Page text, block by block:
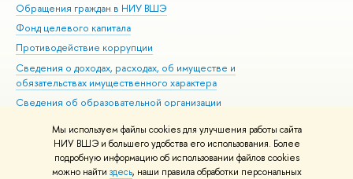
Мы используем файлы cookies для улучшения работы сайта
НИУ ВШЭ и большего удобства его использования. Более
подробную информацию об использовании файлов cookies
можно найти здесь, наши правила обработки персональных
Обращения граждан в НИУ ВШЭ
Фонд целевого капитала
Противодействие коррупции
Сведения о доходах, расходах, об имуществе и
обязательствах имущественного характера
Сведения об образовательной организации
Людям с ограниченными возможностями здоровья
Единая платежная страница
Работа в Вышке